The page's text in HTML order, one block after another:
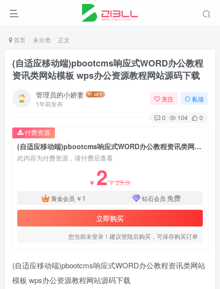
首页 未分类 正文
(自适应移动端)pbootcms响应式WORD办公教程
资讯类网站模板 wps办公资源教程网站源码下载
管理员的小娇妻
1年前发布
关注 私信
0 104 0
(自适应移动端)pbootcms响应式WORD办公教程资讯类网站模板 wps办公资源教程网站源码下载
此内容为付费资源，请付费后查看
￥ 2￥29.9
黄金会员 ￥ 1 钻石会员 免费
立即购买
您当前未登录！建议登陆后购买，可保存购买订单
付费资源
(自适应移动端)pbootcms响应式WORD办公教程资讯类网站
模板 wps办公资源教程网站源码下载